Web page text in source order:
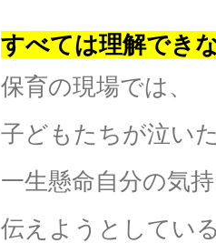
すべては理解でき
保育の現場では、
子どもたちが泣い
一生懸命自分の気
伝えようとしてい